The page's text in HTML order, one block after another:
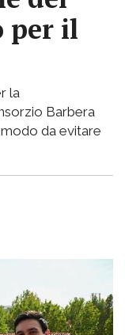
per il
la
Barbera
da evitare